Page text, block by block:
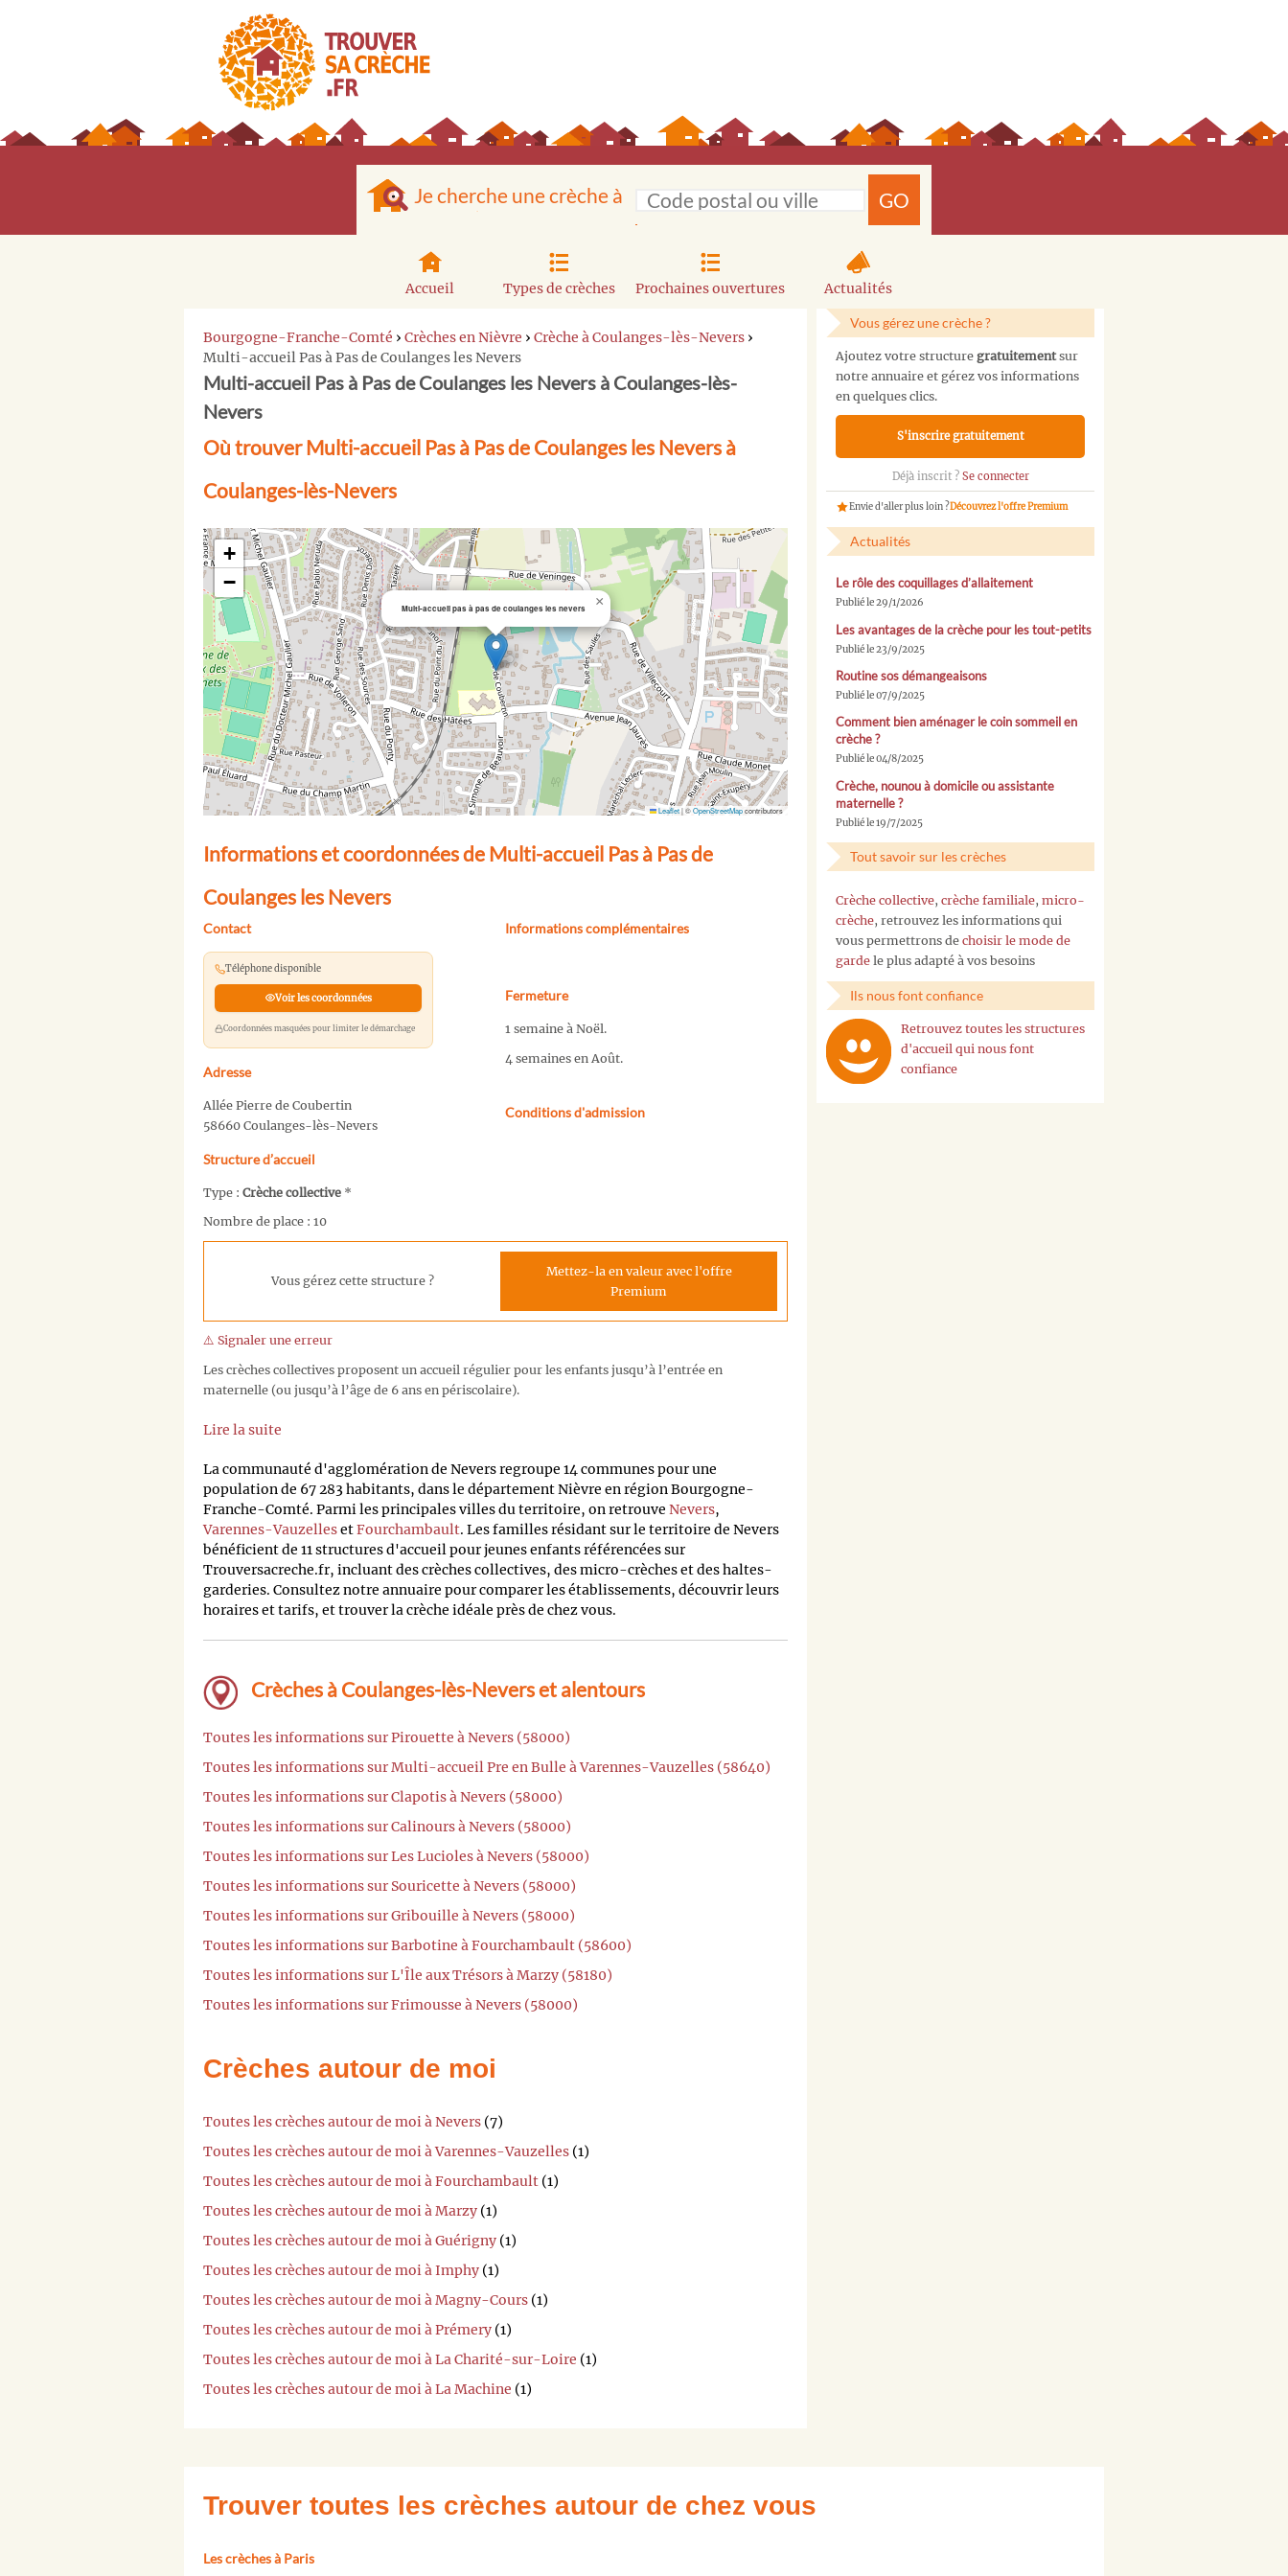
Je cherche une crèche à GO
Accueil Types de crèches Prochaines ouvertures Actualités
Bourgogne-Franche-Comté › Crèches en Nièvre › Crèche à Coulanges-lès-Nevers ›
Multi-accueil Pas à Pas de Coulanges les Nevers
Multi-accueil Pas à Pas de Coulanges les Nevers à Coulanges-lès-
Nevers
Où trouver Multi-accueil Pas à Pas de Coulanges les Nevers à
Coulanges-lès-Nevers
Multi-accueil pas à pas de coulanges les nevers ×
+
−
Leaflet|©OpenStreetMapcontributors
Informations et coordonnées de Multi-accueil Pas à Pas de
Coulanges les Nevers
Contact
Téléphone disponible
Voir les coordonnées
Coordonnées masquées pour limiter le démarchage
Adresse
Allée Pierre de Coubertin
58660 Coulanges-lès-Nevers
Structure d’accueil
Type : Crèche collective *
Nombre de place : 10
Informations complémentaires
Fermeture
1 semaine à Noël.
4 semaines en Août.
Conditions d'admission
Vous gérez cette structure ?
Mettez-la en valeur avec l'offre
Premium
⚠️ Signaler une erreur
Les crèches collectives proposent un accueil régulier pour les enfants jusqu’à l’entrée en
maternelle (ou jusqu’à l’âge de 6 ans en périscolaire).
Lire la suite
La communauté d'agglomération de Nevers regroupe 14 communes pour une
population de 67 283 habitants, dans le département Nièvre en région Bourgogne-
Franche-Comté. Parmi les principales villes du territoire, on retrouve Nevers,
Varennes-VauzellesetFourchambault. Les familles résidant sur le territoire de Nevers
bénéficient de 11 structures d'accueil pour jeunes enfants référencées sur
Trouversacreche.fr, incluant des crèches collectives, des micro-crèches et des haltes-
garderies. Consultez notre annuaire pour comparer les établissements, découvrir leurs
horaires et tarifs, et trouver la crèche idéale près de chez vous.
Crèches à Coulanges-lès-Nevers et alentours
Toutes les informations sur Pirouette à Nevers (58000)
Toutes les informations sur Multi-accueil Pre en Bulle à Varennes-Vauzelles (58640)
Toutes les informations sur Clapotis à Nevers (58000)
Toutes les informations sur Calinours à Nevers (58000)
Toutes les informations sur Les Lucioles à Nevers (58000)
Toutes les informations sur Souricette à Nevers (58000)
Toutes les informations sur Gribouille à Nevers (58000)
Toutes les informations sur Barbotine à Fourchambault (58600)
Toutes les informations sur L'Île aux Trésors à Marzy (58180)
Toutes les informations sur Frimousse à Nevers (58000)
Crèches autour de moi
Toutes les crèches autour de moi à Nevers (7)
Toutes les crèches autour de moi à Varennes-Vauzelles (1)
Toutes les crèches autour de moi à Fourchambault (1)
Toutes les crèches autour de moi à Marzy (1)
Toutes les crèches autour de moi à Guérigny (1)
Toutes les crèches autour de moi à Imphy (1)
Toutes les crèches autour de moi à Magny-Cours (1)
Toutes les crèches autour de moi à Prémery (1)
Toutes les crèches autour de moi à La Charité-sur-Loire (1)
Toutes les crèches autour de moi à La Machine (1)
Vous gérez une crèche ?
Ajoutez votre structure gratuitementsur
notre annuaire et gérez vos informations
en quelques clics.
S'inscrire gratuitement
Déjà inscrit ? Se connecter
Envie d'aller plus loin ?Découvrez l'offre Premium
Actualités
Le rôle des coquillages d’allaitement
Publié le 29/1/2026
Les avantages de la crèche pour les tout-petits
Publié le 23/9/2025
Routine sos démangeaisons
Publié le 07/9/2025
Comment bien aménager le coin sommeil en
crèche ?
Publié le 04/8/2025
Crèche, nounou à domicile ou assistante
maternelle ?
Publié le 19/7/2025
Tout savoir sur les crèches
Crèche collective, crèche familiale, micro-
crèche, retrouvez les informations qui
vous permettrons de choisir le mode de
garde le plus adapté à vos besoins
Ils nous font confiance
Retrouvez toutes les structures
d'accueil qui nous font
confiance
Trouver toutes les crèches autour de chez vous
Les crèches à Paris